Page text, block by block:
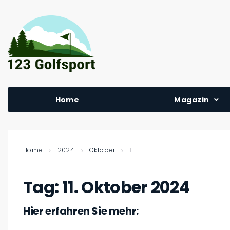
Home Magazin
Home 2024 Oktober 11
Tag:11. Oktober 2024
Hier erfahren Sie mehr: